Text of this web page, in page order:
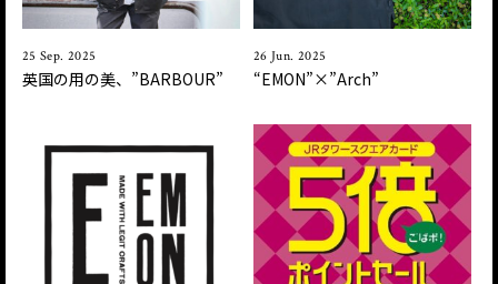
25 Sep. 2025
英国の用の美、”BARBOUR”
26 Jun. 2025
“EMON”×”Arch”